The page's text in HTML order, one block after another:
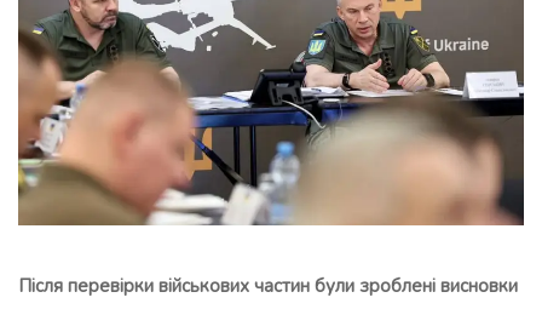
Після перевірки військових частин були зроблені висновки